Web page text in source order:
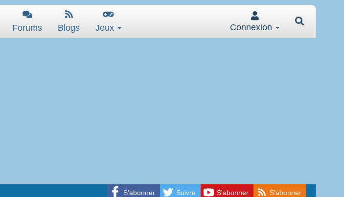
Forums Blogs Jeux Connexion
S'abonner Suivre S'abonner S'abonner